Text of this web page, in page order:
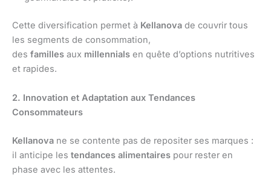
Cette diversification permet à Kellanova de couvrir tous
les segments de consommation,
des familles aux millennials en quête d’options nutritives
et rapides.
2. Innovation et Adaptation aux Tendances
Consommateurs
Kellanova ne se contente pas de repositer ses marques :
il anticipe les tendances alimentaires pour rester en
phase avec les attentes.